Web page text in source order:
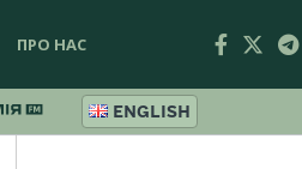
ПРО НАС
ENGLISH